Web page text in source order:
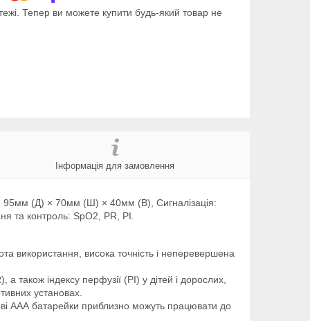
Тепер ви можете купити будь-який товар не
Інформація для замовлення
95мм (Д) × 70мм (Ш) × 40мм (В), Сигналізація:
та контроль: SpO2, PR, PI.
використання, висока точність і неперевершена
також індексу перфузії (PI) у дітей і дорослих,
установах.
ААА батарейки приблизно можуть працювати до